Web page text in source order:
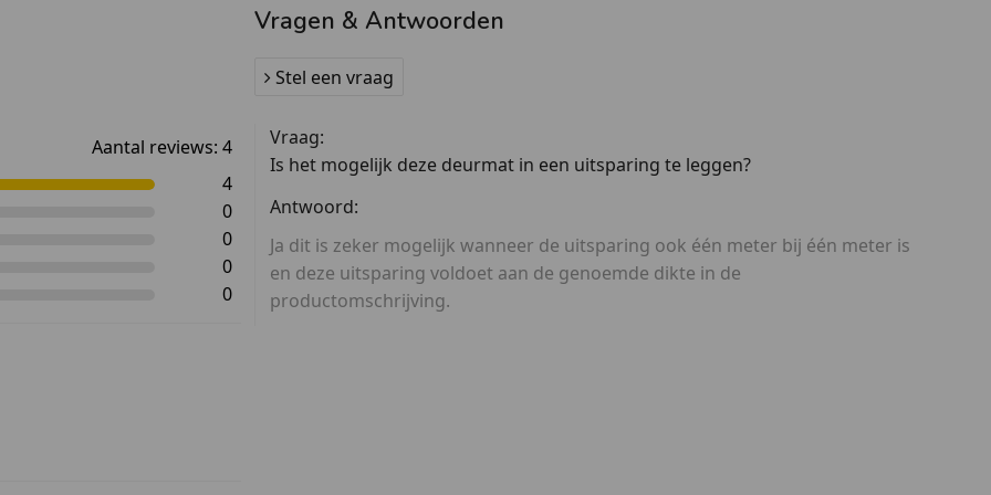
Aantal reviews: 4
4
0
0
0
0
Vragen & Antwoorden
Stel een vraag
Vraag:
Is het mogelijk deze deurmat in een uitsparing te leggen?
Antwoord:
Ja dit is zeker mogelijk wanneer de uitsparing ook één meter bij één meter is
en deze uitsparing voldoet aan de genoemde dikte in de
productomschrijving.